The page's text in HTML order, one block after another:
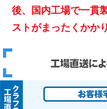
後、国内工場で一貫
ストがまったくかか